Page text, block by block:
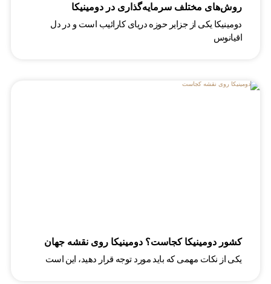
روش‌‌های مختلف سرمایه‌گذاری در دومینیکا
دومینیکا یکی از جزایر حوزه دریای کارائیب است و در دل
اقیانوس
کشور دومینیکا کجاست؟ دومینیکا روی نقشه جهان
یکی از نکات مهمی که باید مورد توجه قرار دهید، این است